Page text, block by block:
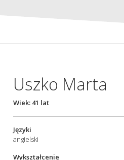
Uszko Marta
Wiek: 41 lat
Języki
angielski
Wykształcenie